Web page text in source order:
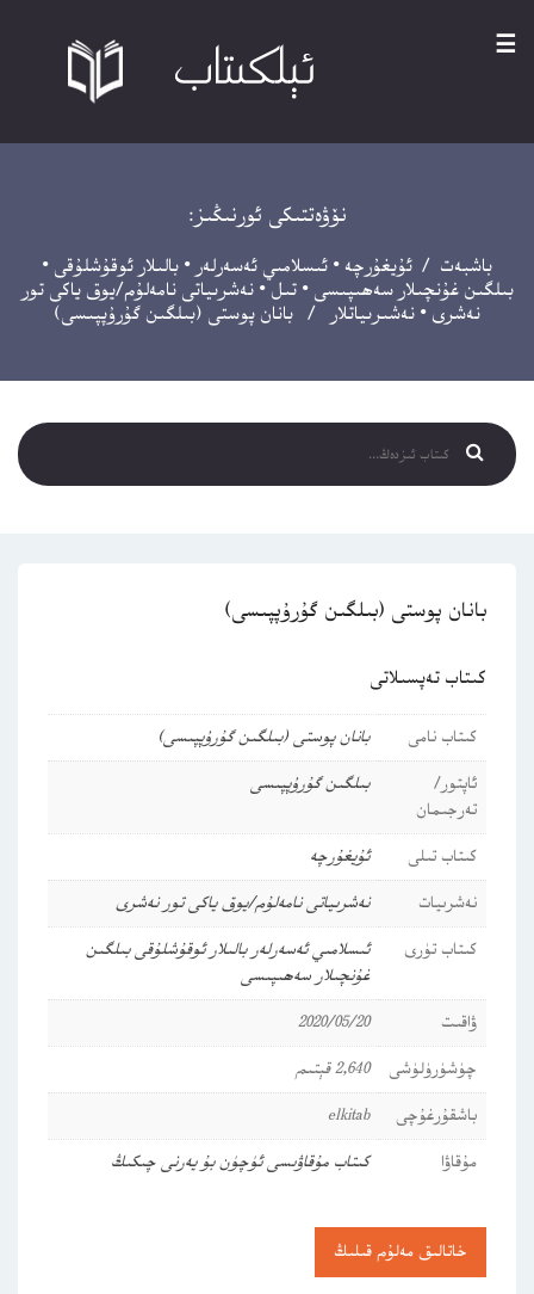
☰
نۆۋەتتىكى ئورنىڭىز:
باشبەت / ئۇيغۇرچە • ئىسلامىي ئەسەرلەر • بالىلار ئوقۇشلۇقى •
بىلگىن غۇنچىلار سەھىپىسى •تىل •نەشرىياتى نامەلۇم/يوق ياكى تور
نەشرى • نەشىرىياتلار / بانان پوستى (بىلگىن گۇرۇپپىسى)
بانان پوستى (بىلگىن گۇرۇپپىسى)
كىتاب تەپسىلاتى
كىتاب نامى
بانان پوستى (بىلگىن گۇرۇپپىسى)
ئاپتور/
تەرجىمان
بىلگىن گۇرۇپپىسى
كىتاب تىلى
ئۇيغۇرچە
نەشرىيات
نەشرىياتى نامەلۇم/يوق ياكى تور نەشرى
كىتاب تۈرى
ئىسلامىي ئەسەرلەر بالىلار ئوقۇشلۇقى بىلگىن
غۇنچىلار سەھىپىسى
ۋاقىت
2020/05/20
چۈشۈرۈلۈشى
2,640 قېتىم
باشقۇرغۇچى
elkitab
مۇقاۋا
كىتاب مۇقاۋىسى ئۈچۈن بۇ يەرنى چىكىڭ
خاتالىق مەلۇم قىلىڭ